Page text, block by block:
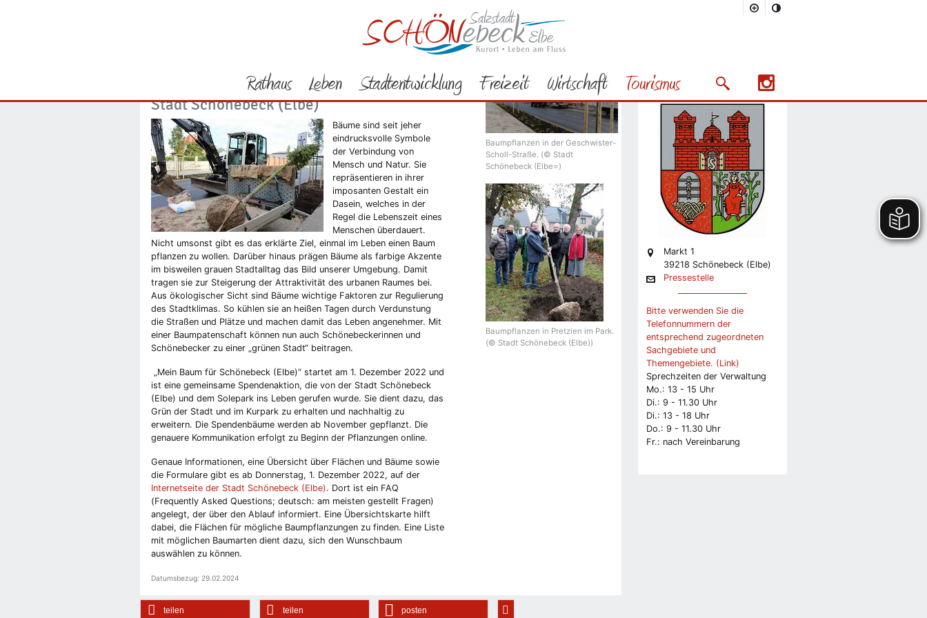
Rathaus Leben Stadtentwicklung Freizeit Wirtschaft Tourismus Suchmaske öffnen/schließen
Vorheriges Bild Nächstes Bild
Bürgerservice Aktuelles
Patenschaftsaktion des Soleparks und der
Stadt Schönebeck (Elbe)
Bäume sind seit jeher
eindrucksvolle Symbole
der Verbindung von
Mensch und Natur. Sie
repräsentieren in ihrer
imposanten Gestalt ein
Dasein, welches in der
Regel die Lebenszeit eines
Menschen überdauert.
Nicht umsonst gibt es das erklärte Ziel, einmal im Leben einen Baum
pflanzen zu wollen. Darüber hinaus prägen Bäume als farbige Akzente
im bisweilen grauen Stadtalltag das Bild unserer Umgebung. Damit
tragen sie zur Steigerung der Attraktivität des urbanen Raumes bei.
Aus ökologischer Sicht sind Bäume wichtige Faktoren zur Regulierung
des Stadtklimas. So kühlen sie an heißen Tagen durch Verdunstung
die Straßen und Plätze und machen damit das Leben angenehmer. Mit
einer Baumpatenschaft können nun auch Schönebeckerinnen und
Schönebecker zu einer „grünen Stadt“ beitragen.
„Mein Baum für Schönebeck (Elbe)“ startet am 1. Dezember 2022 und
ist eine gemeinsame Spendenaktion, die von der Stadt Schönebeck
(Elbe) und dem Solepark ins Leben gerufen wurde. Sie dient dazu, das
Grün der Stadt und im Kurpark zu erhalten und nachhaltig zu
erweitern. Die Spendenbäume werden ab November gepflanzt. Die
genauere Kommunikation erfolgt zu Beginn der Pflanzungen online.
Genaue Informationen, eine Übersicht über Flächen und Bäume sowie
die Formulare gibt es ab Donnerstag, 1. Dezember 2022, auf der
Internetseite der Stadt Schönebeck (Elbe). Dort ist ein FAQ
(Frequently Asked Questions; deutsch: am meisten gestellt Fragen)
angelegt, der über den Ablauf informiert. Eine Übersichtskarte hilft
dabei, die Flächen für mögliche Baumpflanzungen zu finden. Eine Liste
mit möglichen Baumarten dient dazu, sich den Wunschbaum
auswählen zu können.
Datumsbezug: 29.02.2024
Baumpflanzen in der Geschwister-
Scholl-Straße. (© Stadt
Schönebeck (Elbe=)
Baumpflanzen in Pretzien im Park.
(© Stadt Schönebeck (Elbe))
teilen teilen posten
Stabsstelle Presse und
Präsentation
Markt 1
39218 Schönebeck (Elbe)
Pressestelle
Bitte verwenden Sie die
Telefonnummern der
entsprechend zugeordneten
Sachgebiete und
Themengebiete. (Link)
Sprechzeiten der Verwaltung
Mo.: 13 - 15 Uhr
Di.: 9 - 11.30 Uhr
Di.: 13 - 18 Uhr
Do.: 9 - 11.30 Uhr
Fr.: nach Vereinbarung